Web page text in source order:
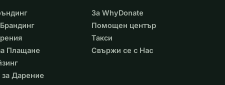
Плащане
Дарение
За WhyDonate
Помощен център
Такси
Свържи се с Нас